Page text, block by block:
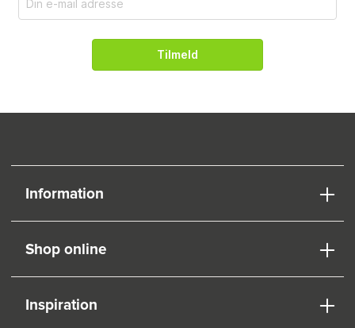
Tilmeld
Information
Shop online
Inspiration